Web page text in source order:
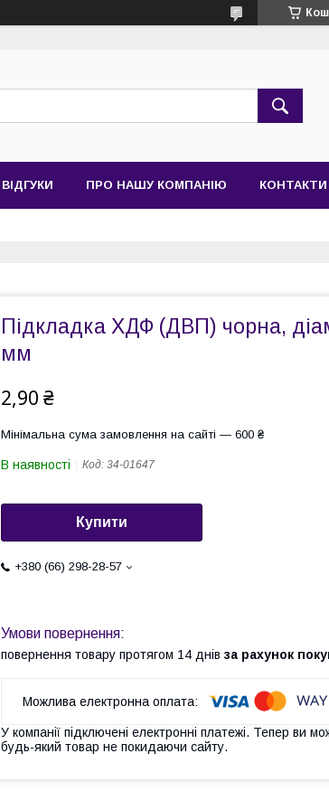
ВІДГУКИ ПРО НАШУ КОМПАНІЮ КОНТАКТИ
Підкладка ХДФ (ДВП) чорна,
мм
2,90 ₴
Мінімальна сума замовлення на сайті — 600 ₴
В наявності Код: 34-01647
Купити
+380 (66) 298-28-57
повернення товару протягом 14 днів за рахунок
У компанії підключені електронні платежі. Тепер ви
будь-який товар не покидаючи сайту.